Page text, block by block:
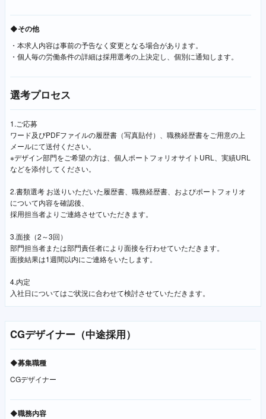
◆その他
・本求人内容は事前の予告なく変更となる場合があります。
・個人毎の労働条件の詳細は採用選考の上決定し、個別に通知します。
選考プロセス
1.ご応募
ワード及びPDFファイルの履歴書（写真貼付）、職務経歴書をご用意の上
メールにて送付ください。
※デザイン部門をご希望の方は、個人ポートフォリオサイトURL、実績URL
などを添付してください。
2.書類選考 お送りいただいた履歴書、職務経歴書、およびポートフォリオ
について内容を確認後、
採用担当者よりご連絡させていただきます。
3.面接（2～3回）
部門担当者または部門責任者により面接を行わせていただきます。
面接結果は1週間以内にご連絡をいたします。
4.内定
入社日についてはご状況に合わせて検討させていただきます。
CGデザイナー（中途採用）
◆募集職種
CGデザイナー
◆職務内容